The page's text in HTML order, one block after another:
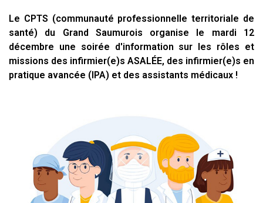
Le CPTS (communauté professionnelle territoriale de
santé) du Grand Saumurois organise le mardi 12
décembre une soirée d'information sur les rôles et
missions des infirmier(e)s ASALÉE, des infirmier(e)s en
pratique avancée (IPA) et des assistants médicaux !